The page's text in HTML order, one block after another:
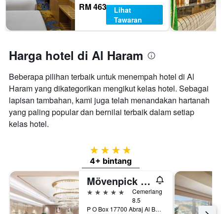
RM 463
Lihat
Tawaran
Harga hotel di Al Haram
Beberapa pilihan terbaik untuk menempah hotel di Al
Haram yang dikategorikan mengikut kelas hotel. Sebagai
lapisan tambahan, kami juga telah menandakan hartanah
yang paling popular dan bernilai terbaik dalam setiap
kelas hotel.
4 bintang
4+ bintang
Mövenpick Hotel & Residences Hajar Tower Makkah
5 bintang
Cemerlang
8.5
P O Box 17700 Abraj Al Bait, Mekah, Arab Saudi